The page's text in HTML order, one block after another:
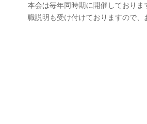
本会は毎年同時期に開催しており
職説明も受け付けておりますので、